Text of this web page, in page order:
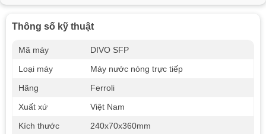
Thông số kỹ thuật
Mã máy
DIVO SFP
Loại máy
Máy nước nóng trực tiếp
Hãng
Ferroli
Xuất xứ
Việt Nam
Kích thước
240x70x360mm